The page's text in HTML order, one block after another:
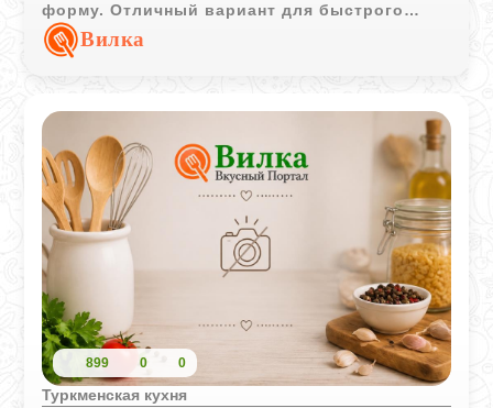
форму. Отличный вариант для быстрого
завтрака или легкого перекуса.
Вилка
899 0 0
Туркменская кухня